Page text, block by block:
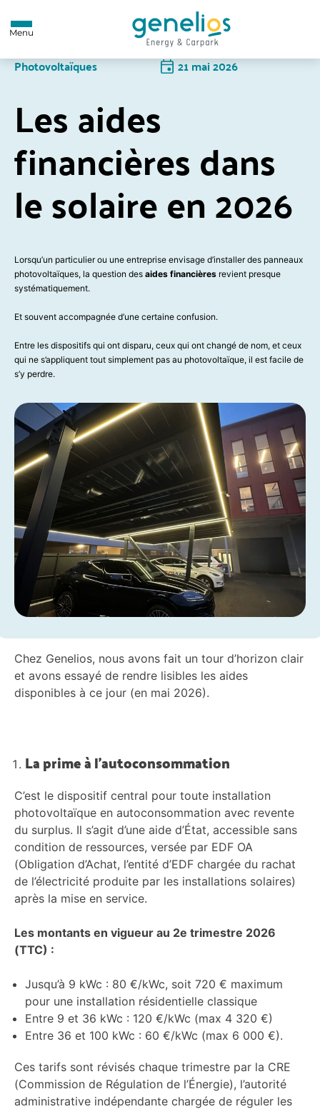
Menu
Photovoltaïques 21 mai 2026
Les aides
financières dans
le solaire en 2026
Lorsqu’un particulier ou une entreprise envisage d’installer des panneaux
photovoltaïques, la question des aides financières revient presque
systématiquement.
Et souvent accompagnée d’une certaine confusion.
Entre les dispositifs qui ont disparu, ceux qui ont changé de nom, et ceux
qui ne s’appliquent tout simplement pas au photovoltaïque, il est facile de
s’y perdre.
Chez Genelios, nous avons fait un tour d’horizon clair
et avons essayé de rendre lisibles les aides
disponibles à ce jour (en mai 2026).
La prime à l’autoconsommation
C’est le dispositif central pour toute installation
photovoltaïque en autoconsommation avec revente
du surplus. Il s’agit d’une aide d’État, accessible sans
condition de ressources, versée par EDF OA
(Obligation d’Achat, l’entité d’EDF chargée du rachat
de l’électricité produite par les installations solaires)
après la mise en service.
Les montants en vigueur au 2e trimestre 2026
(TTC) :
Jusqu’à 9 kWc : 80 €/kWc, soit 720 € maximum
pour une installation résidentielle classique
Entre 9 et 36 kWc : 120 €/kWc (max 4 320 €)
Entre 36 et 100 kWc : 60 €/kWc (max 6 000 €).
Ces tarifs sont révisés chaque trimestre par la CRE
(Commission de Régulation de l’Énergie), l’autorité
administrative indépendante chargée de réguler les